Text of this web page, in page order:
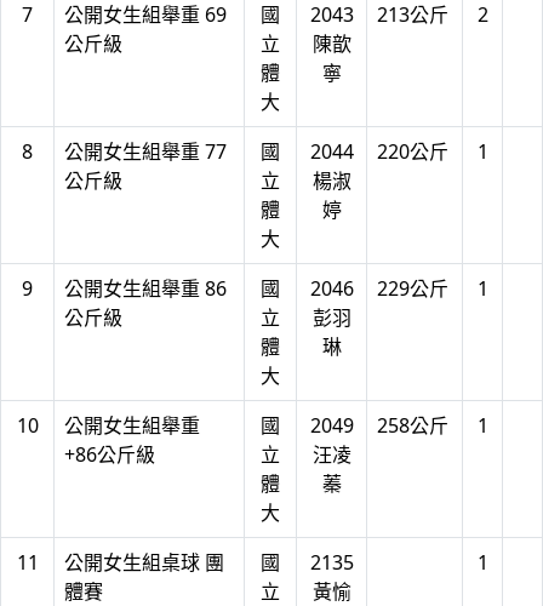
7
公開女生組舉重 69
公斤級
國
立
體
大
2043
陳歆
寧
213公斤 2
8
公開女生組舉重 77
公斤級
國
立
體
大
2044
楊淑
婷
220公斤 1
9
公開女生組舉重 86
公斤級
國
立
體
大
2046
彭羽
琳
229公斤 1
10
公開女生組舉重
+86公斤級
國
立
體
大
2049
汪凌
蓁
258公斤 1
11
公開女生組桌球 團
體賽
國
立
2135
黃愉
1